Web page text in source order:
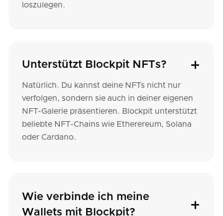
loszulegen.
Unterstützt Blockpit NFTs?
Natürlich. Du kannst deine NFTs nicht nur
verfolgen, sondern sie auch in deiner eigenen
NFT-Galerie präsentieren. Blockpit unterstützt
beliebte NFT-Chains wie Etherereum, Solana
oder Cardano.
Wie verbinde ich meine
Wallets mit Blockpit?